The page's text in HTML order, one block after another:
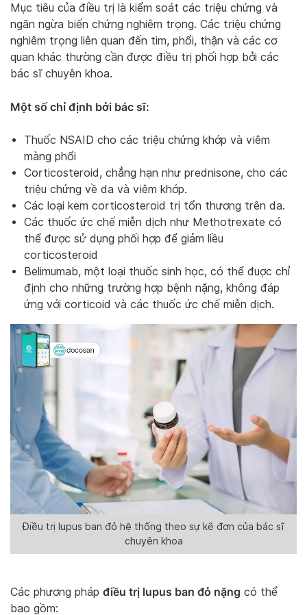
Mục tiêu của điều trị là kiểm soát các triệu chứng và
ngăn ngừa biến chứng nghiêm trọng. Các triệu chứng
nghiêm trọng liên quan đến tim, phổi, thận và các cơ
quan khác thường cần được điều trị phối hợp bởi các
bác sĩ chuyên khoa.
Một số chỉ định bởi bác sĩ:
Thuốc NSAID cho các triệu chứng khớp và viêm
màng phổi
Corticosteroid, chẳng hạn như prednisone, cho các
triệu chứng về da và viêm khớp.
Các loại kem corticosteroid trị tổn thương trên da.
Các thuốc ức chế miễn dịch như Methotrexate có
thể được sử dụng phối hợp để giảm liều
corticosteroid
Belimumab, một loại thuốc sinh học, có thể đuợc chỉ
định cho những trường hợp bệnh nặng, không đáp
ứng với corticoid và các thuốc ức chế miễn dịch.
Điều trị lupus ban đỏ hệ thống theo sự kê đơn của bác sĩ
chuyên khoa
Các phương pháp điều trị lupus ban đỏ nặng có thể
bao gồm: